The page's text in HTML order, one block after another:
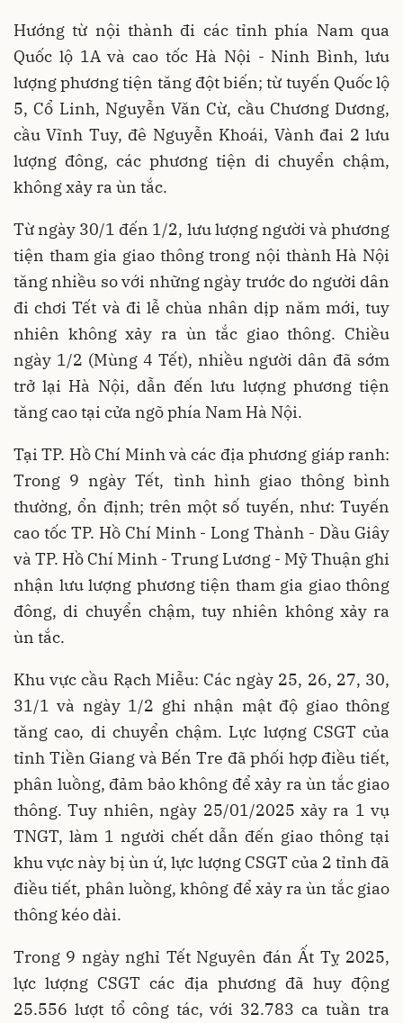
Hướng từ nội thành đi các tỉnh phía Nam qua
Quốc lộ 1A và cao tốc Hà Nội - Ninh Bình, lưu
lượng phương tiện tăng đột biến; từ tuyến Quốc lộ
5, Cổ Linh, Nguyễn Văn Cừ, cầu Chương Dương,
cầu Vĩnh Tuy, đê Nguyễn Khoái, Vành đai 2 lưu
lượng đông, các phương tiện di chuyển chậm,
không xảy ra ùn tắc.
Từ ngày 30/1 đến 1/2, lưu lượng người và phương
tiện tham gia giao thông trong nội thành Hà Nội
tăng nhiều so với những ngày trước do người dân
đi chơi Tết và đi lễ chùa nhân dịp năm mới, tuy
nhiên không xảy ra ùn tắc giao thông. Chiều
ngày 1/2 (Mùng 4 Tết), nhiều người dân đã sớm
trở lại Hà Nội, dẫn đến lưu lượng phương tiện
tăng cao tại cửa ngõ phía Nam Hà Nội.
Tại TP. Hồ Chí Minh và các địa phương giáp ranh:
Trong 9 ngày Tết, tình hình giao thông bình
thường, ổn định; trên một số tuyến, như: Tuyến
cao tốc TP. Hồ Chí Minh - Long Thành - Dầu Giây
và TP. Hồ Chí Minh - Trung Lương - Mỹ Thuận ghi
nhận lưu lượng phương tiện tham gia giao thông
đông, di chuyển chậm, tuy nhiên không xảy ra
ùn tắc.
Khu vực cầu Rạch Miễu: Các ngày 25, 26, 27, 30,
31/1 và ngày 1/2 ghi nhận mật độ giao thông
tăng cao, di chuyển chậm. Lực lượng CSGT của
tỉnh Tiền Giang và Bến Tre đã phối hợp điều tiết,
phân luồng, đảm bảo không để xảy ra ùn tắc giao
thông. Tuy nhiên, ngày 25/01/2025 xảy ra 1 vụ
TNGT, làm 1 người chết dẫn đến giao thông tại
khu vực này bị ùn ứ, lực lượng CSGT của 2 tỉnh đã
điều tiết, phân luồng, không để xảy ra ùn tắc giao
thông kéo dài.
Trong 9 ngày nghỉ Tết Nguyên đán Ất Tỵ 2025,
lực lượng CSGT các địa phương đã huy động
25.556 lượt tổ công tác, với 32.783 ca tuần tra